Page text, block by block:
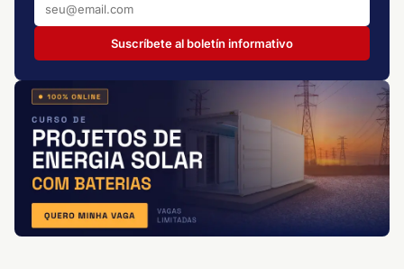
Suscríbete al boletín informativo